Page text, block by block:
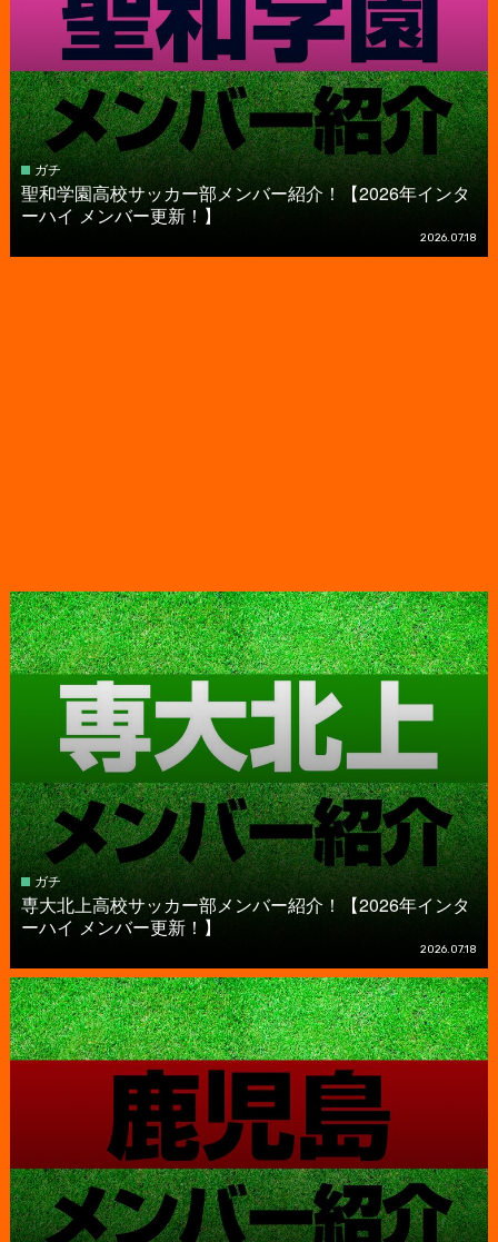
ガチ
聖和学園高校サッカー部メンバー紹介！【2026年インタ
ーハイ メンバー更新！】
2026.07.18
ガチ
専大北上高校サッカー部メンバー紹介！【2026年インタ
ーハイ メンバー更新！】
2026.07.18